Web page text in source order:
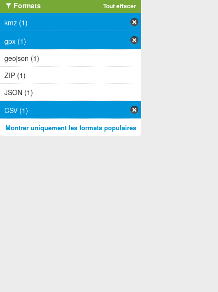
Formats Tout effacer
kmz (1)
gpx (1)
geojson (1)
ZIP (1)
JSON (1)
CSV (1)
Montrer uniquement les formats populaires